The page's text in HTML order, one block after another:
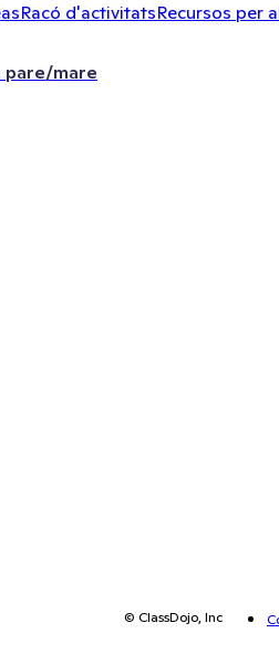
Racó d'activitatsRecursos per
pare/mare
© ClassDojo, Inc